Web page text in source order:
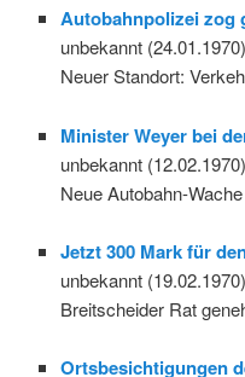
Autobahnpolizei zog
unbekannt (24.01.1970)
Neuer Standort:
Minister Weyer bei
unbekannt (12.02.1970)
Neue Autobahn-
Jetzt 300 Mark für
unbekannt (19.02.1970)
Breitscheider Rat
Ortsbesichtigungen